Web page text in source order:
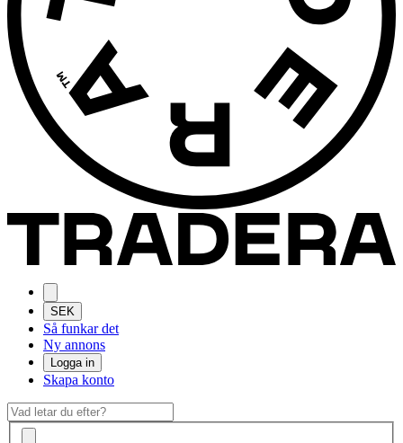
SEK
Så funkar det
Ny annons
Logga in
Skapa konto